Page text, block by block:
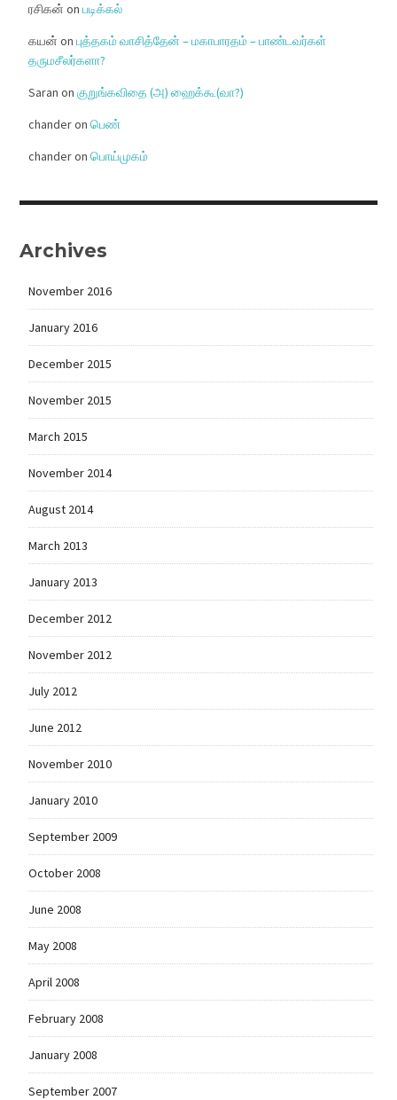
ரசிகன் on படிக்கல்
கயன் on புத்தகம் வாசித்தேன் – மகாபாரதம் – பாண்டவர்கள்
தருமசீலர்களா?
Saran on குறுங்கவிதை (அ) ஹைக்கூ(வா?)
chanderon பெண்
chanderon பொய்முகம்
Archives
November 2016
January 2016
December 2015
November 2015
March 2015
November 2014
August 2014
March 2013
January 2013
December 2012
November 2012
July 2012
June 2012
November 2010
January 2010
September 2009
October 2008
June 2008
May 2008
April 2008
February 2008
January 2008
September 2007